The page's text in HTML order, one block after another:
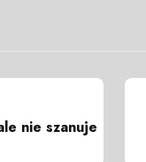
nie szanuje